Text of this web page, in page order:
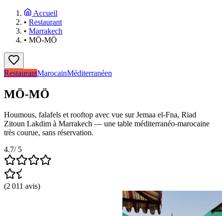
Accueil
• Restaurant
• Marrakech
• MÖ-MÖ
RestaurantMarocainMéditerranéen
MÖ-MÖ
Houmous, falafels et rooftop avec vue sur Jemaa el-Fna, Riad
Zitoun Lakdim à Marrakech — une table méditerranéo-marocaine
très courue, sans réservation.
4.7/ 5
(2 011 avis)